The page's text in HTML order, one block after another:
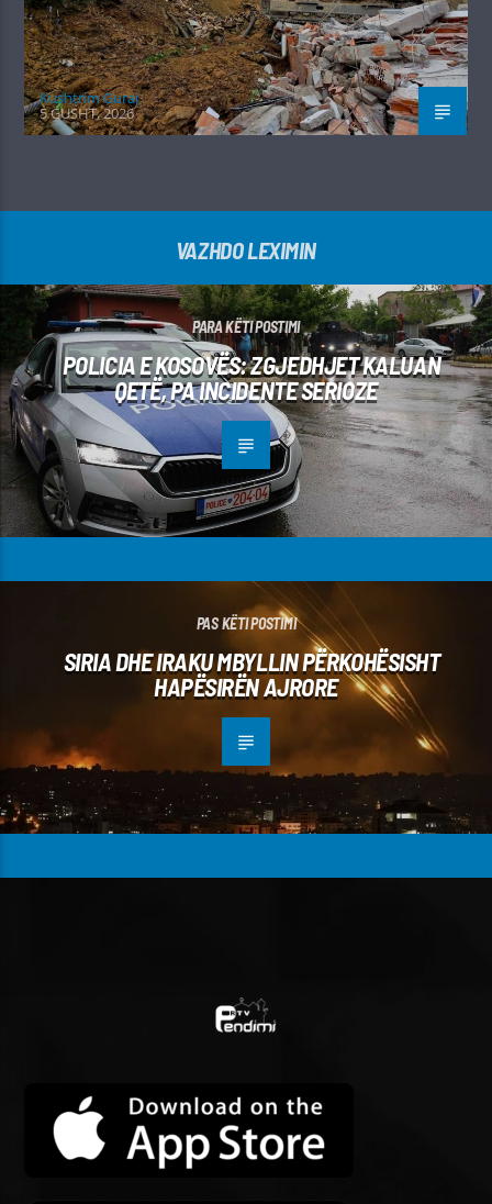
Kushtrim Guraj
5 GUSHT, 2026
VAZHDO LEXIMIN
PARA KËTI POSTIMI
POLICIA E KOSOVËS: ZGJEDHJET KALUAN
QETË, PA INCIDENTE SERIOZE
PAS KËTI POSTIMI
SIRIA DHE IRAKU MBYLLIN PËRKOHËSISHT
HAPËSIRËN AJRORE